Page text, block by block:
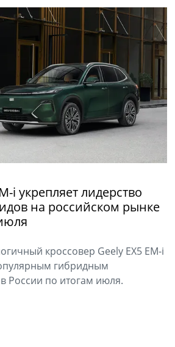
i укрепляет лидерство
на российском рынке
кроссовер Geely EX5 EM-i
гибридным
России по итогам июля.